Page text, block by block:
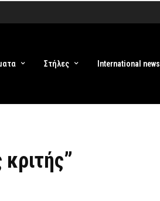
Στήλες International news